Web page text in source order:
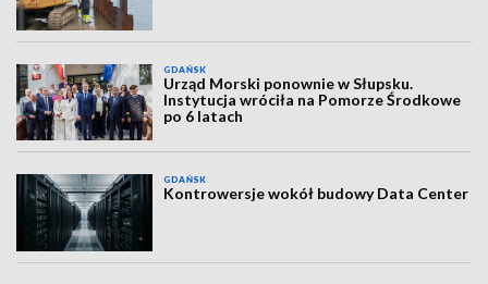
GDAŃSK
Urząd Morski ponownie w Słupsku.
Instytucja wróciła na Pomorze Środkowe
po 6 latach
GDAŃSK
Kontrowersje wokół budowy Data Center